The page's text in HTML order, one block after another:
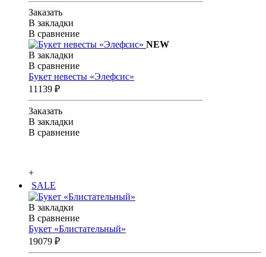
Заказать
В закладки
В сравнение
NEW
В закладки
В сравнение
Букет невесты «Элефсис»
11139 ₽
Заказать
В закладки
В сравнение
+
SALE
В закладки
В сравнение
Букет «Блистательный»
19079 ₽